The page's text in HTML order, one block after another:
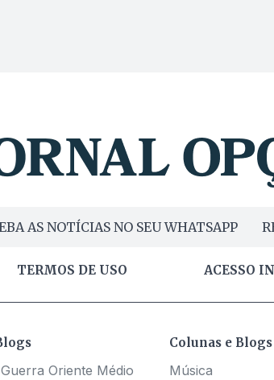
AS NOTÍCIAS NO SEU WHATSAPP
TERMOS DE USO ACESSO
Oriente Médio
Colunas e Blogs
Música